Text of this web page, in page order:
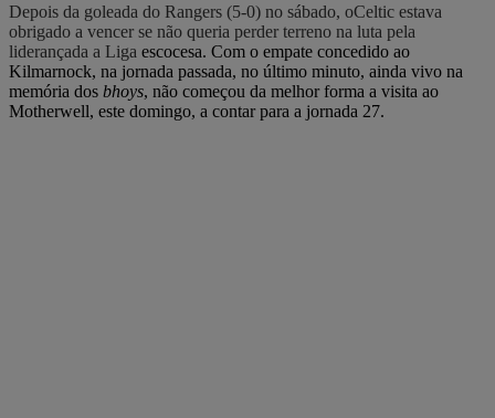
Depois da goleada do Rangers (5-0) no sábado, oCeltic estava
obrigado a vencer se não queria perder terreno na luta pela
liderançada a Liga escocesa. Com o empate concedido ao
Kilmarnock, na jornada passada, no último minuto, ainda vivo na
memória dos bhoys, não começou da melhor forma a visita ao
Motherwell, este domingo, a contar para a jornada 27.